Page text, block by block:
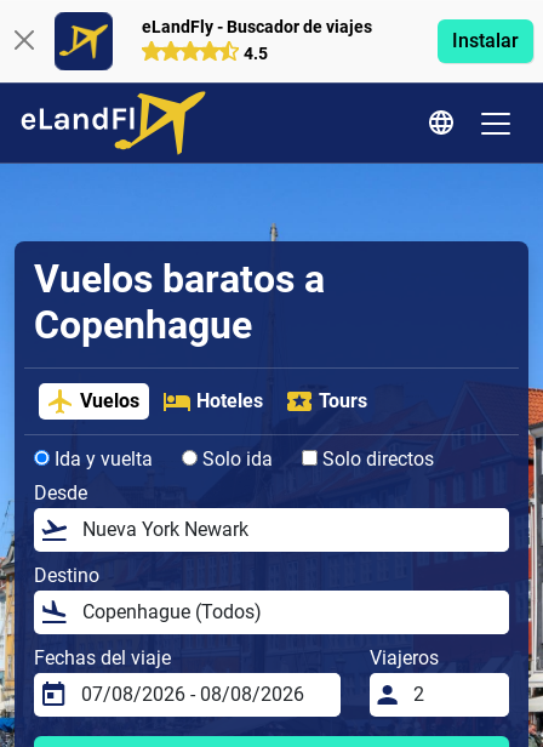
eLandFly - Buscador de viajes
4.5
Instalar
Vuelos baratos a
Copenhague
Vuelos Hoteles Tours
Ida y vuelta Solo ida
Solo directos
Desde
Destino
Fechas del viaje Viajeros